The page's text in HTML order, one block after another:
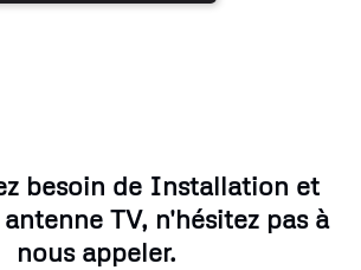
besoin de Installation et
TV, n'hésitez pas à
nous appeler.